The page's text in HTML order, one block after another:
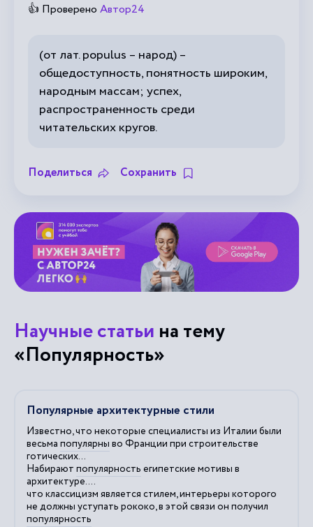
👍 Проверено Автор24
(от лат. рорulus – народ) –
общедоступность, понятность широким,
народным массам; успех,
распространенность среди
читательских кругов.
Поделиться Сохранить
Научные статьи на тему
«Популярность»
Популярные архитектурные стили
Известно, что некоторые специалисты из Италии были
весьма популярны во Франции при строительстве
готических...
Набирают популярность египетские мотивы в
архитектуре....
что классицизм является стилем, интерьеры которого
не должны уступать рококо, в этой связи он получил
популярность